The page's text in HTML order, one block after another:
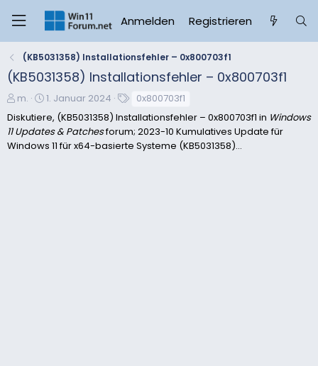
Anmelden Registrieren
(KB5031358) Installationsfehler – 0x800703f1
(KB5031358) Installationsfehler – 0x800703f1
E
s
t
e
m.
E
s
t
e
1. Januar 2024
h
l
a
0x800703f1
Diskutiere, (KB5031358) Installationsfehler – 0x800703f1 in Windows
11 Updates & Patchesforum; 2023-10 Kumulatives Update für
Windows 11 für x64-basierte Systeme (KB5031358)...